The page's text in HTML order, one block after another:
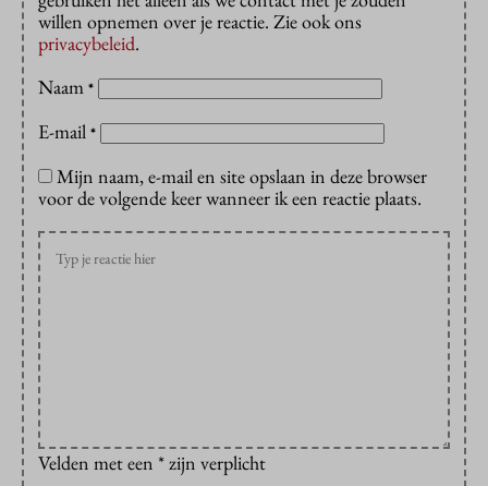
willen opnemen over je reactie. Zie ook ons
privacybeleid.
Naam *
E-mail *
Mijn naam, e-mail en site opslaan in deze browser
voor de volgende keer wanneer ik een reactie plaats.
Velden met een * zijn verplicht